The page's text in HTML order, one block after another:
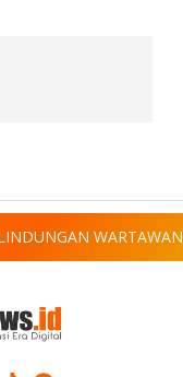
WARTAWAN